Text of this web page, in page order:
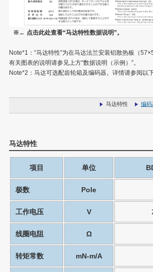
※← 点击此处查看“马达特性数据说明”。
Note*1：“马达特性”为在马达法兰安装铝散热板（
有关图表的说明请参见上方“数据说明（示例）”。
Note*2：马达可选配齿轮箱及编码器。详情请参阅以下
马达特性 编码
马达特性
项目 单位
极数 Pole
工作电压 V
线圈电阻 Ω
转矩常数 mN-m/A